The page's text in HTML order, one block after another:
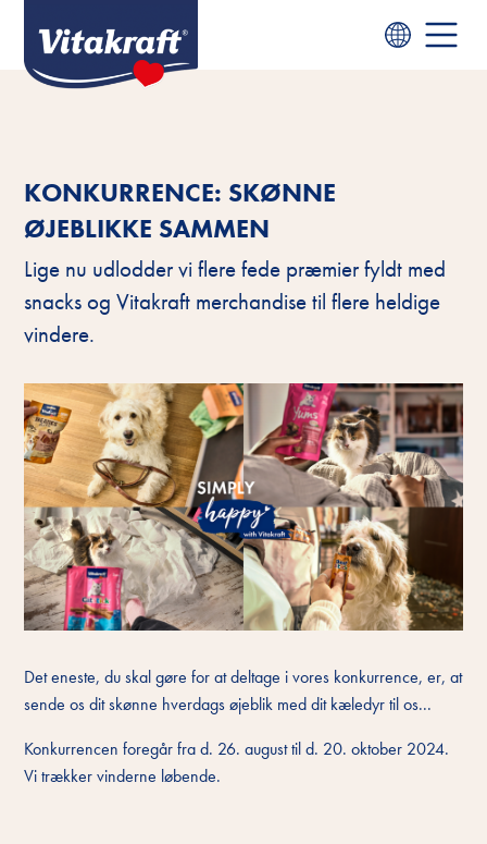
KONKURRENCE: SKØNNE
ØJEBLIKKE SAMMEN
Lige nu udlodder vi flere fede præmier fyldt med
snacks og Vitakraft merchandise til flere heldige
vindere.
Det eneste, du skal gøre for at deltage i vores konkurrence, er, at
sende os dit skønne hverdags øjeblik med dit kæledyr til os...
Konkurrencen foregår fra d. 26. august til d. 20. oktober 2024.
Vi trækker vinderne løbende.